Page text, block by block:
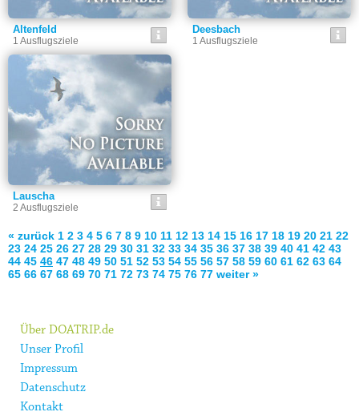
Altenfeld
1 Ausflugsziele
Deesbach
1 Ausflugsziele
Lauscha
2 Ausflugsziele
« zurück 1 2 3 4 5 6 7 8 9 10 11 12 13 14 15 16 17 18 19 20 21 22
23 24 25 26 27 28 29 30 31 32 33 34 35 36 37 38 39 40 41 42 43
44 45 46 47 48 49 50 51 52 53 54 55 56 57 58 59 60 61 62 63 64
65 66 67 68 69 70 71 72 73 74 75 76 77 weiter »
Über DOATRIP.de
Unser Profil
Impressum
Datenschutz
Kontakt